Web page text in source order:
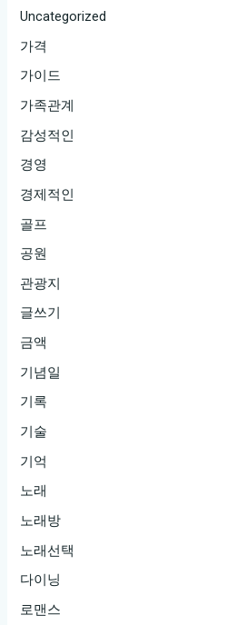
Uncategorized
가격
가이드
가족관계
감성적인
경영
경제적인
골프
공원
관광지
글쓰기
금액
기념일
기록
기술
기억
노래
노래방
노래선택
다이닝
로맨스